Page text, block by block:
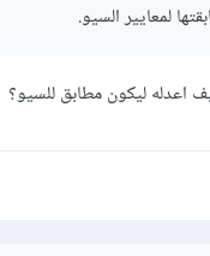
لمعايير السيو.
ليكون مطابق للسيو؟